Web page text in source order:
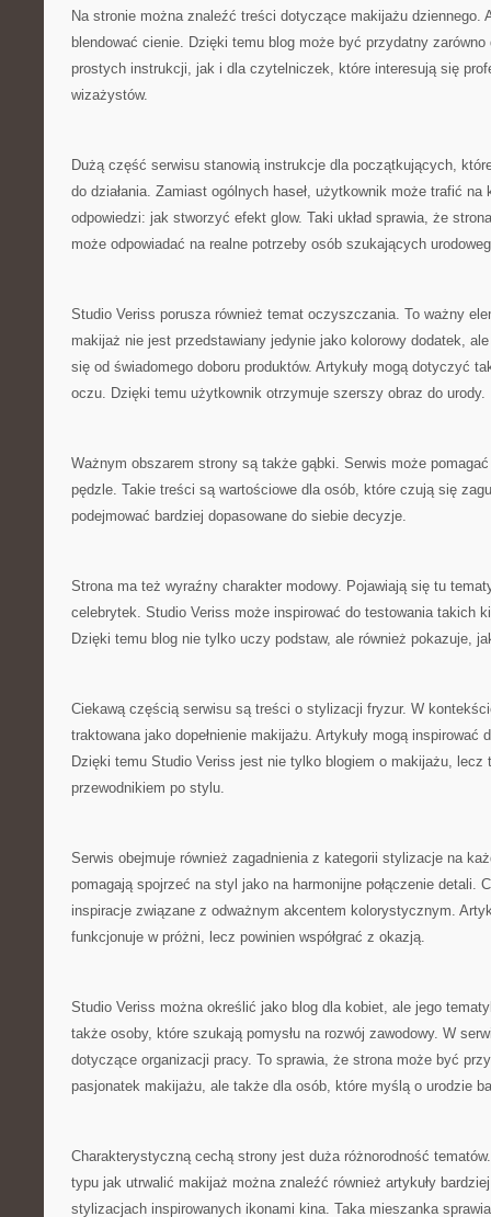
Na stronie można znaleźć treści dotyczące makijażu dziennego.
blendować cienie. Dzięki temu blog może być przydatny
prostych instrukcji, jak i dla czytelniczek, które interesują się
wizażystów.
Dużą część serwisu stanowią instrukcje dla początkujących,
do działania. Zamiast ogólnych haseł, użytkownik może trafić na
odpowiedzi: jak stworzyć efekt glow. Taki układ sprawia, że
może odpowiadać na realne potrzeby osób szukających
Studio Veriss porusza również temat oczyszczania. To ważny
makijaż nie jest przedstawiany jedynie jako kolorowy dodatek,
się od świadomego doboru produktów. Artykuły mogą dotyczyć
oczu. Dzięki temu użytkownik otrzymuje szerszy obraz do urody.
Ważnym obszarem strony są także gąbki. Serwis może
pędzle. Takie treści są wartościowe dla osób, które czują się
podejmować bardziej dopasowane do siebie decyzje.
Strona ma też wyraźny charakter modowy. Pojawiają się tu
celebrytek. Studio Veriss może inspirować do testowania takich
Dzięki temu blog nie tylko uczy podstaw, ale również pokazuje,
Ciekawą częścią serwisu są treści o stylizacji fryzur. W
traktowana jako dopełnienie makijażu. Artykuły mogą inspirować
Dzięki temu Studio Veriss jest nie tylko blogiem o makijażu, lecz
przewodnikiem po stylu.
Serwis obejmuje również zagadnienia z kategorii stylizacje na
pomagają spojrzeć na styl jako na harmonijne połączenie detali.
inspiracje związane z odważnym akcentem kolorystycznym.
funkcjonuje w próżni, lecz powinien współgrać z okazją.
Studio Veriss można określić jako blog dla kobiet, ale jego
także osoby, które szukają pomysłu na rozwój zawodowy. W
dotyczące organizacji pracy. To sprawia, że strona może być
pasjonatek makijażu, ale także dla osób, które myślą o urodzie
Charakterystyczną cechą strony jest duża różnorodność
typu jak utrwalić makijaż można znaleźć również artykuły
stylizacjach inspirowanych ikonami kina. Taka mieszanka